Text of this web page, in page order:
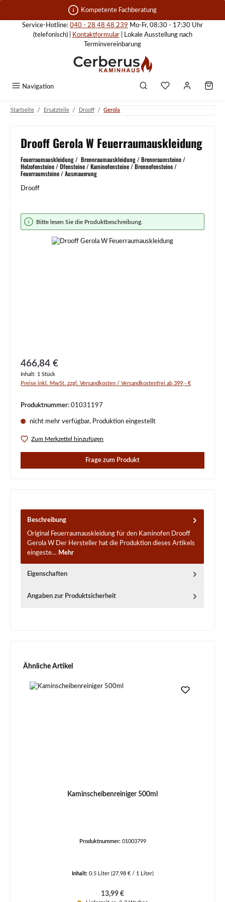
Zum Hauptinhalt springen Kompetente Fachberatung
Service-Hotline: 040 - 28 48 48 239 Mo-Fr, 08:30 - 17:30 Uhr
(telefonisch) |
Kontaktformular| Lokale Ausstellung nach
Terminvereinbarung
Navigation
Startseite / Ersatzteile / Drooff / Gerola
Drooff Gerola W Feuerraumauskleidung
Feuerraumauskleidung / Brennraumauskleidung / Brennraumsteine /
Holzofensteine / Ofensteine / Kaminofensteine / Brennofensteine /
Feuerraumsteine / Ausmauerung
Drooff
Bildergalerie überspringen
Bitte lesen Sie die Produktbeschreibung.
Regulärer Preis:
466,84 €
Inhalt: 1 Stück
Preise inkl. MwSt. zzgl. Versandkosten / Versandkostenfrei ab 399,- €
Produktnummer: 01031197
nicht mehr verfügbar, Produktion eingestellt
Zum Merkzettel hinzufügen
Frage zum Produkt
Beschreibung
Original Feuerraumauskleidung für den Kaminofen Drooff
Gerola W Der Hersteller hat die Produktion dieses Artikels
eingeste… Mehr
Eigenschaften
Angaben zur Produktsicherheit
Produktgalerie überspringen
Ähnliche Artikel
Kaminscheibenreiniger 500ml
Produktnummer: 01003799
Inhalt: 0.5 Liter (27,98 € / 1 Liter)
Regulärer Preis:
13,99 €